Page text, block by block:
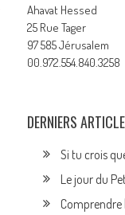
Ahavat Hessed
25 Rue Tager
97 585 Jérusalem
00.972.554.840.3258
DERNIERS
Si tu crois
Le jour du
Comprendre